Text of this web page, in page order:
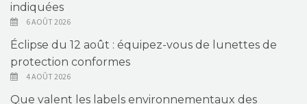
indiquées
6 AOÛT 2026
Éclipse du 12 août : équipez-vous de lunettes de
protection conformes
4 AOÛT 2026
Que valent les labels environnementaux des